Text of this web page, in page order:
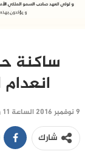
ساكنة
انعدام
9 نوفمبر 2016 الساعة 11 و 08 دقيقة
شارك